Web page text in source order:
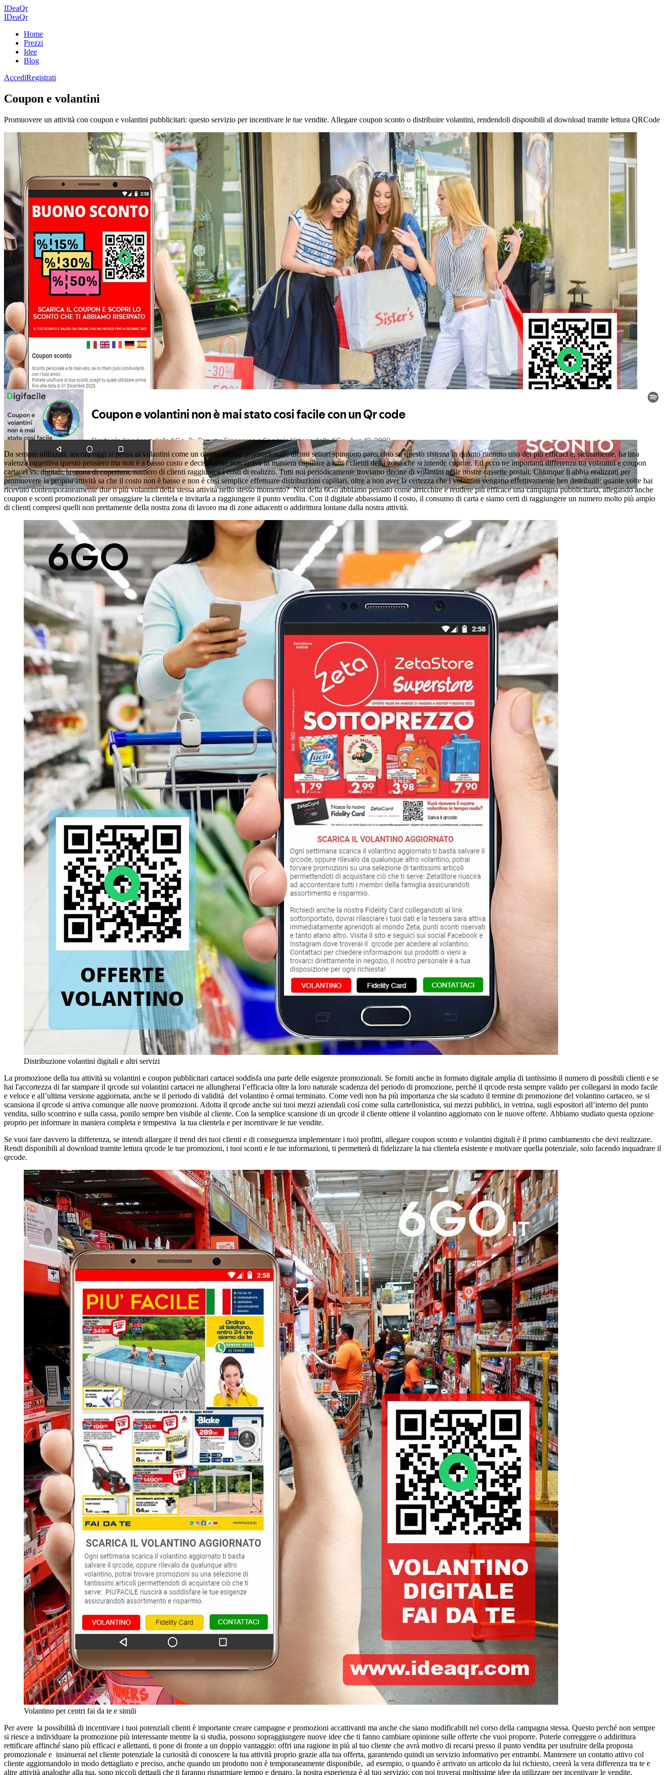
IDeaQr
IDeaQr
Home
Prezzi
Idee
Blog
AccediRegistrati
Coupon e volantini
Promuovere un attività con coupon e volantini pubblicitari: questo servizio per incentivare le tue vendite. Allegare coupon sconto o distribuire volantini, rendendoli disponibili al download tramite lettura QRCode
Da sempre utilizzati, ancora oggi si pensa ai volantini come un ottimo mezzo promozionale, alcuni settori spingono parecchio su questo sistema in quanto ritenuto uno dei più efficaci e, sicuramente, ha una
valenza oggettiva questo pensiero ma non è a basso costo e decisamente non arriva in maniera capillare a tutti i clienti della zona che si intende coprire. Ed ecco tre importanti differenze tra volantini e coupon
cartacei vs. digitali: la zona di copertura, numero di clienti raggiunti e i costi di realizzo. Tutti noi periodicamente troviamo decine di volantini nelle nostre cassette postali. Chiunque li abbia realizzati per
promuovere la propria attività sa che il costo non è basso e non è così semplice effettuare distribuzioni capillari, oltre a non aver la certezza che i volantini vengano effettivamente ben distribuiti: quante volte hai
ricevuto contemporaneamente due o più volantini della stessa attività nello stesso momento? Noi della 6Go abbiamo pensato come arricchire e rendere più efficace una campagna pubblicitaria, allegando anche
coupon e sconti promozionali per omaggiare la clientela e invitarla a raggiungere il punto vendita. Con il digitale abbassiamo il costo, il consumo di carta e siamo certi di raggiungere un numero molto più ampio
di clienti compresi quelli non prettamente della nostra zona di lavoro ma di zone adiacenti o addirittura lontane dalla nostra attività.
Distribuzione volantini digitali e altri servizi
La promozione della tua attività su volantini e coupon pubblicitari cartacei soddisfa una parte delle esigenze promozionali. Se forniti anche in formato digitale amplia di tantissimo il numero di possibili clienti e se
hai l'accortezza di far stampare il qrcode sui volantini cartacei ne allungherai l’efficacia oltre la loro naturale scadenza del periodo di promozione, perché il qrcode resta sempre valido per collegarsi in modo facile
e veloce e all’ultima versione aggiornata, anche se il periodo di validità del volantino è ormai terminato. Come vedi non ha più importanza che sia scaduto il termine di promozione del volantino cartaceo, se si
scansiona il qrcode si arriva comunque alle nuove promozioni. Adotta il qrcode anche sui tuoi mezzi aziendali così come sulla cartellonistica, sui mezzi pubblici, in vetrina, sugli espositori all’interno del punto
vendita, sullo scontrino e sulla cassa, ponilo sempre ben visibile al cliente. Con la semplice scansione di un qrcode il cliente ottiene il volantino aggiornato con le nuove offerte. Abbiamo studiato questa opzione
proprio per informare in maniera completa e tempestiva la tua clientela e per incentivare le tue vendite.
Se vuoi fare davvero la differenza, se intendi allargare il trend dei tuoi clienti e di conseguenza implementare i tuoi profitti, allegare coupon sconto e volantini digitali è il primo cambiamento che devi realizzare.
Rendi disponibili al download tramite lettura qrcode le tue promozioni, i tuoi sconti e le tue informazioni, ti permetterà di fidelizzare la tua clientela esistente e motivare quella potenziale, solo facendo inquadrare il
qrcode.
Volantino per centri fai da te e simili
Per avere la possibilità di incentivare i tuoi potenziali clienti è importante creare campagne e promozioni accattivanti ma anche che siano modificabili nel corso della campagna stessa. Questo perché non sempre
si riesce a individuare la promozione più interessante mentre la si studia, possono sopraggiungere nuove idee che ti fanno cambiare opinione sulle offerte che vuoi proporre. Poterle correggere o addirittura
rettificare affinché siano più efficaci e allettanti, ti pone di fronte a un doppio vantaggio: offri una ragione in più al tuo cliente che avrà motivo di recarsi presso il punto vendita per usufruire della proposta
promozionale e insinuerai nel cliente potenziale la curiosità di conoscere la tua attività proprio grazie alla tua offerta, garantendo quindi un servizio informativo per entrambi. Mantenere un contatto attivo col
cliente aggiornandolo in modo dettagliato e preciso, anche quando un prodotto non è temporaneamente disponibile, ad esempio, o quando è arrivato un articolo da lui richiesto, creerà la vera differenza tra te e
altre attività analoghe alla tua, sono piccoli dettagli che ti faranno risparmiare tempo e denaro, la nostra esperienza è al tuo servizio; con noi troverai moltissime idee da utilizzare per incentivare le vendite.